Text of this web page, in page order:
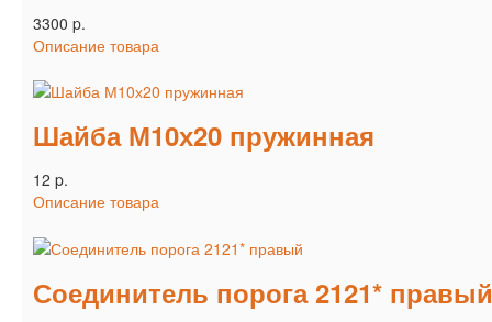
3300 p.
Описание товара
Шайба М10х20 пружинная
12 p.
Описание товара
Соединитель порога 2121* правый